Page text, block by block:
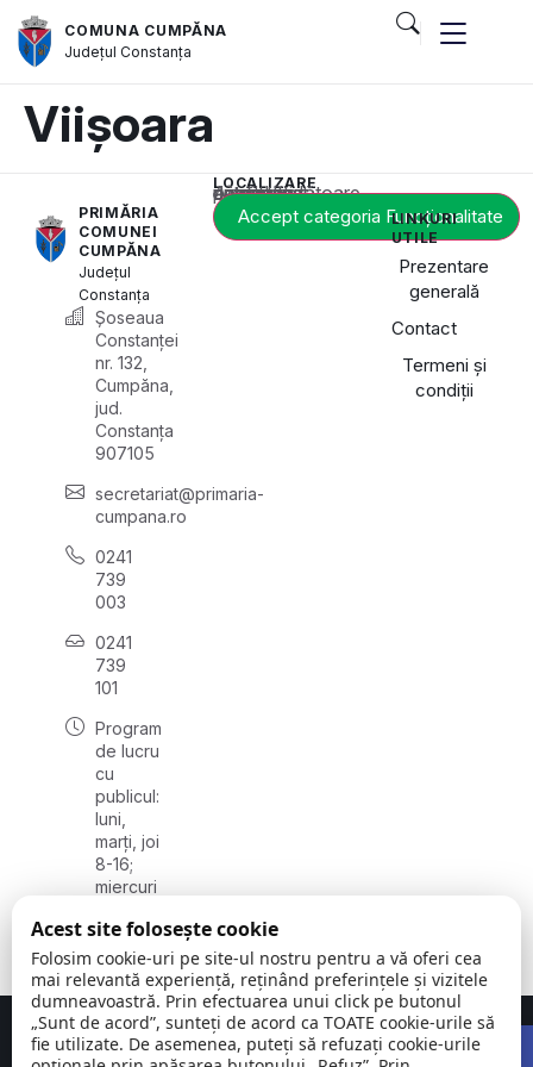
COMUNA CUMPĂNA
JudețulConstanța
Viișoara
PRIMĂRIA
COMUNEI
CUMPĂNA
Județul
Constanța
Șoseaua
Constanței
nr. 132,
Cumpăna,
jud.
Constanța
907105
secretariat@primaria-
cumpana.ro
0241
739
003
0241
739
101
Program
de lucru
cu
publicul:
luni,
marți, joi
8-16;
miercuri
vineri 8-
14
LOCALIZARE
Acest conținut este blocat până când acceptați categoria corespunzătoare de cookie-uri.
Accept categoria Funcționalitate
LINKURI
UTILE
Prezentare
generală
Contact
Termeni și
condiții
Concept realizat deBig Media Relații Publice SRL
Acest site folosește cookie
Folosim cookie-uri pe site-ul nostru pentru a vă oferi cea
mai relevantă experiență, reținând preferințele și vizitele
dumneavoastră. Prin efectuarea unui click pe butonul
„Sunt de acord”, sunteți de acord ca TOATE cookie-urile să
fie utilizate. De asemenea, puteți să refuzați cookie-urile